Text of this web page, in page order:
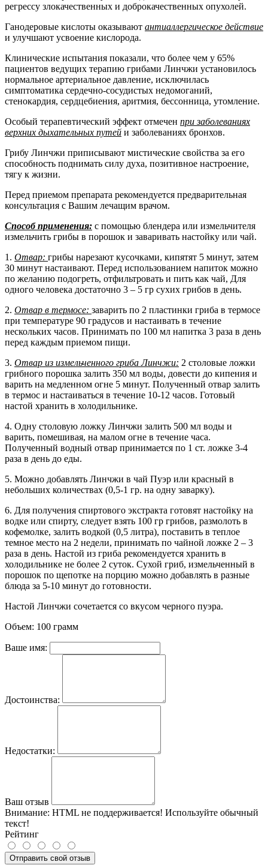
регрессу злокачественных и доброкачественных опухолей.
Ганодеровые кислоты оказывают антиаллергическое действие
и улучшают усвоение кислорода.
Клинические испытания показали, что более чем у 65%
пациентов ведущих терапию грибами Линчжи установилось
нормальное артериальное давление, исключилась
симптоматика сердечно-сосудистых недомоганий,
стенокардия, сердцебиения, аритмия, бессонница, утомление.
Особый терапевтический эффект отмечен при заболеваниях
верхних дыхательных путей и заболеваниях бронхов.
Грибу Линчжи приписывают мистические свойства за его
способность поднимать силу духа, позитивное настроение,
тягу к жизни.
Перед приемом препарата рекомендуется предварительная
консультация с Вашим лечащим врачом.
Способ применения: с помощью блендера или измельчителя
измельчить грибы в порошок и заваривать настойку или чай.
1. Отвар: грибы нарезают кусочками, кипятят 5 минут, затем
30 минут настаивают. Перед использованием напиток можно
по желанию подогреть, отфильтровать и пить как чай, Для
одного человека достаточно 3 – 5 гр сухих грибов в день.
2. Отвар в термосе: заварить по 2 пластинки гриба в термосе
при температуре 90 градусов и настаивать в течение
нескольких часов. Принимать по 100 мл напитка 3 раза в день
перед каждым приемом пищи.
3. Отвар из измельченного гриба Линчжи: 2 столовые ложки
грибного порошка залить 350 мл воды, довести до кипения и
варить на медленном огне 5 минут. Полученный отвар залить
в термос и настаиваться в течение 10-12 часов. Готовый
настой хранить в холодильнике.
4. Одну столовую ложку Линчжи залить 500 мл воды и
варить, помешивая, на малом огне в течение часа.
Полученный водный отвар принимается по 1 ст. ложке 3-4
раза в день до еды.
5. Можно добавлять Линчжи в чай Пуэр или красный в
небольших количествах (0,5-1 гр. на одну заварку).
6. Для получения спиртового экстракта готовят настойку на
водке или спирту, следует взять 100 гр грибов, размолоть в
кофемолке, залить водкой (0,5 литра), поставить в теплое
темное место на 2 недели, принимать по чайной ложке 2 – 3
раза в день. Настой из гриба рекомендуется хранить в
холодильнике не более 2 суток. Сухой гриб, измельченный в
порошок по щепотке на порцию можно добавлять в разные
блюда за 5-10 минут до готовности.
Настой Линчжи сочетается со вкусом черного пуэра.
Объем: 100 грамм
Ваше имя:
Достоинства:
Недостатки:
Ваш отзыв
Внимание: HTML не поддерживается! Используйте обычный
текст!
Рейтинг
Отправить свой отзыв